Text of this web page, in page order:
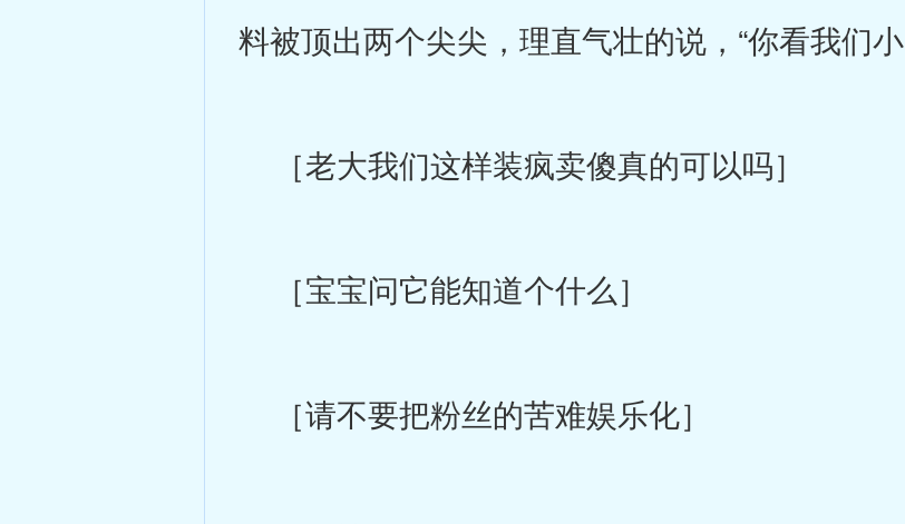
料被顶出两个尖尖，理直气壮的说，“你看我们
［老大我们这样装疯卖傻真的可以吗］
［宝宝问它能知道个什么］
［请不要把粉丝的苦难娱乐化］